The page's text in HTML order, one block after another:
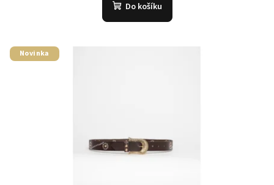
Do košíku
Novinka